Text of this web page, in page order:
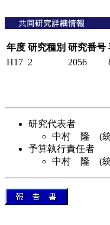
年度 研究種別 研究番号
H17 2 2056
研究代表者
中村 隆 (統
予算執行責任者
中村 隆 (統